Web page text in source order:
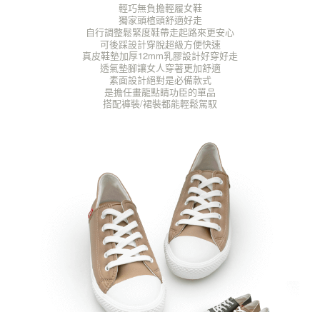
輕巧無負擔輕履女鞋
獨家頭楦頭舒適好走
自行調整鬆緊度鞋帶走起路來更安心
可後踩設計穿脫超級方便快速
真皮鞋墊加厚12mm乳膠設計好穿好走
透氣墊腳讓女人穿著更加舒適
素面設計絕對是必備款式
是擔任畫龍點睛功臣的單品
搭配褲裝/裙裝都能輕鬆駕馭